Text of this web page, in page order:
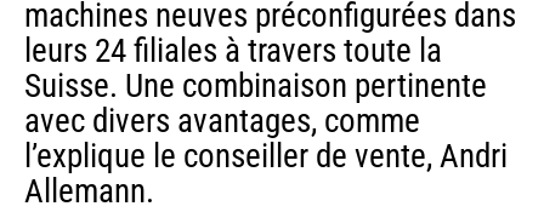
machines neuves préconfigurées dans
leurs 24 filiales à travers toute la
Suisse. Une combinaison pertinente
avec divers avantages, comme
l’explique le conseiller de vente, Andri
Allemann.